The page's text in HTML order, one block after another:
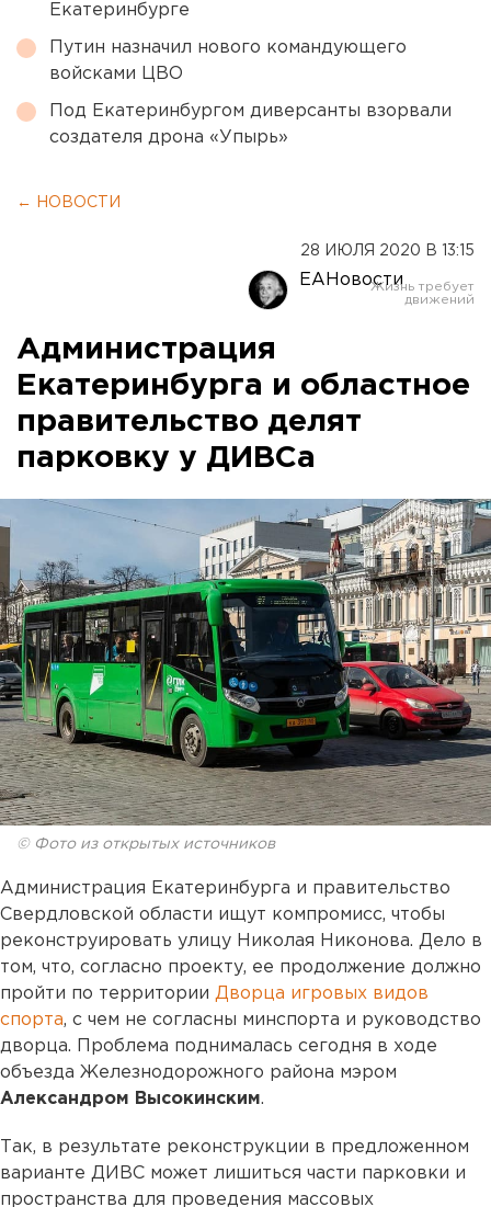
Екатеринбурге
Путин назначил нового командующего
войсками ЦВО
Под Екатеринбургом диверсанты взорвали
создателя дрона «Упырь»
← НОВОСТИ
28 ИЮЛЯ 2020 В 13:15
ЕАНовости
Администрация
Екатеринбурга и областное
правительство делят
парковку у ДИВСа
© Фото из открытых источников
Администрация Екатеринбурга и правительство
Свердловской области ищут компромисс, чтобы
реконструировать улицу Николая Никонова. Дело в
том, что, согласно проекту, ее продолжение должно
пройти по территории Дворца игровых видов
спорта, с чем не согласны минспорта и руководство
дворца. Проблема поднималась сегодня в ходе
объезда Железнодорожного района мэром
Александром Высокинским.
Так, в результате реконструкции в предложенном
варианте ДИВС может лишиться части парковки и
пространства для проведения массовых